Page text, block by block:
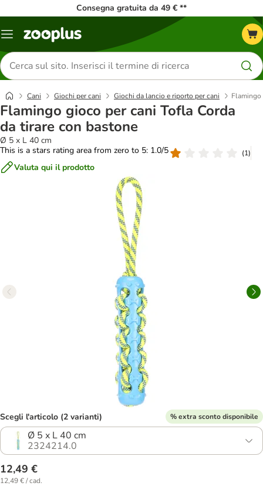
Consegna gratuita da 49 € **
Overview
Cerca
prodotti
Cani Giochi per cani Giochi da lancio e riporto per cani Flamingo
Flamingo gioco per cani Tofla Corda
da tirare con bastone
Ø 5 x L 40 cm
This is a stars rating area from zero to 5: 1.0/5
(1)
Valuta qui il prodotto
Scegli l'articolo (2 varianti) % extra sconto disponibile
Ø 5 x L 40 cm
2324214.0
12,49 €
12,49 € / cad.